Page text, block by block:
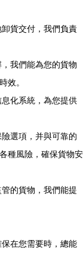
貨交付，我們負責
我們能為您的貨物
效。
化系統，為您提供
選項，并與可靠的
種風險，確保貨物安
的貨物，我們能提
在您需要時，總能